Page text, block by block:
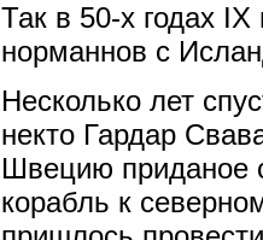
Так в 50-х годах
норманнов с
Несколько лет
некто Гардар
Швецию приданое
корабль к